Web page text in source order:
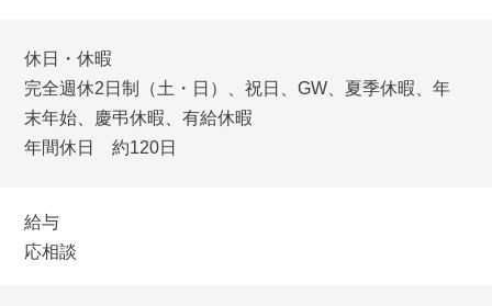
休日・休暇
完全週休2日制（土・日）、祝日、GW、夏季休暇、年
末年始、慶弔休暇、有給休暇
年間休日 約120日
給与
応相談